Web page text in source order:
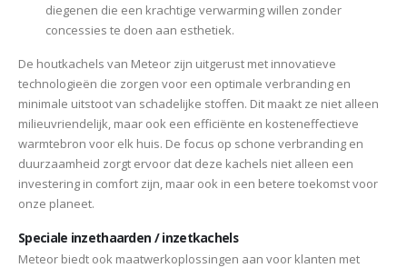
diegenen die een krachtige verwarming willen zonder
concessies te doen aan esthetiek.
De houtkachels van Meteor zijn uitgerust met innovatieve
technologieën die zorgen voor een optimale verbranding en
minimale uitstoot van schadelijke stoffen. Dit maakt ze niet alleen
milieuvriendelijk, maar ook een efficiënte en kosteneffectieve
warmtebron voor elk huis. De focus op schone verbranding en
duurzaamheid zorgt ervoor dat deze kachels niet alleen een
investering in comfort zijn, maar ook in een betere toekomst voor
onze planeet.
Speciale inzethaarden / inzetkachels
Meteor biedt ook maatwerkoplossingen aan voor klanten met